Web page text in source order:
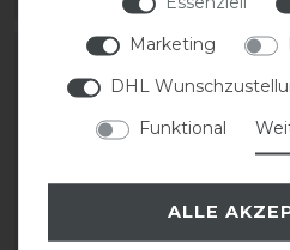
Marketing
DHL
Funktional
ALLE